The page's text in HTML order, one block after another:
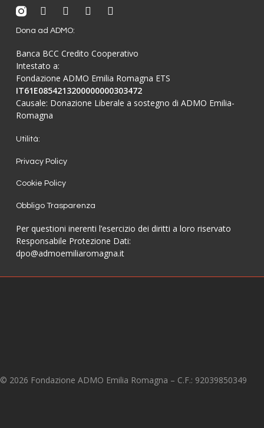
Dona ad ADMO:
Banca BCC Credito Cooperativo
Intestato a:
Fondazione ADMO Emilia Romagna ETS
IT61E0854213200000000303472
Causale: Donazione Liberale a sostegno di ADMO Emilia-
Romagna
Utilità:
Privacy Policy
Cookie Policy
Obbligo Trasparenza
Per questioni inerenti l’esercizio dei diritti a loro riservato
Responsabile Protezione Dati:
dpo@admoemiliaromagna.it
© 2026 Fondazione ADMO Emilia Romagna – C.F.: 92039850349